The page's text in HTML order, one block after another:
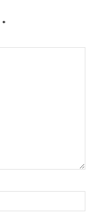
*